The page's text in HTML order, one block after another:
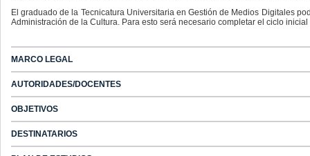
El graduado de la Tecnicatura Universitaria en Gestión de Medios Digitales
Administración de la Cultura. Para esto será necesario completar el ciclo
MARCO LEGAL
AUTORIDADES/DOCENTES
OBJETIVOS
DESTINATARIOS